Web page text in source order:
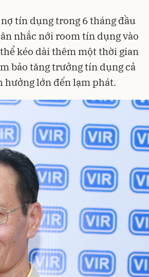
tín dụng trong 6 tháng đầu
nhắc nới room tín dụng vào
kéo dài thêm một thời gian
bảo tăng trưởng tín dụng cả
hưởng lớn đến lạm phát.